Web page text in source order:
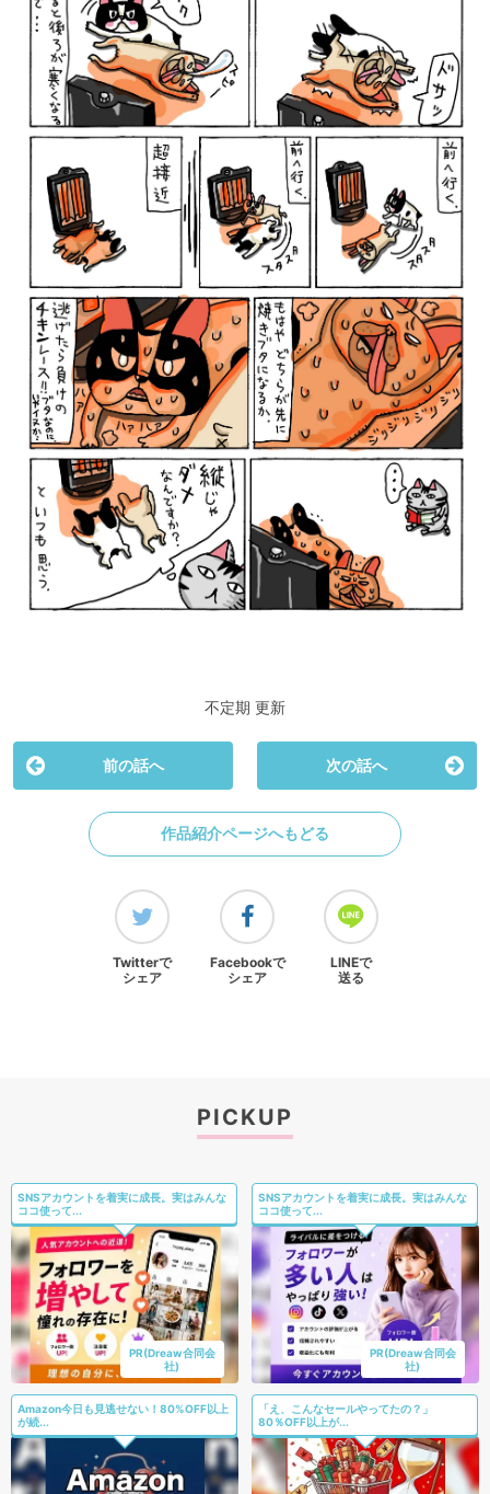
不定期 更新
前の話へ 次の話へ
作品紹介ページへもどる
Twitterで
シェア
Facebookで
シェア
LINEで
送る
PICKUP
SNSアカウントを着実に成長。実はみんな
ココ使って...
PR(Dreaw合同会
社)
SNSアカウントを着実に成長。実はみんな
ココ使って...
PR(Dreaw合同会
社)
Amazon今日も見逃せない！80%OFF以上
が続...
「え、こんなセールやってたの？」
80％OFF以上が...